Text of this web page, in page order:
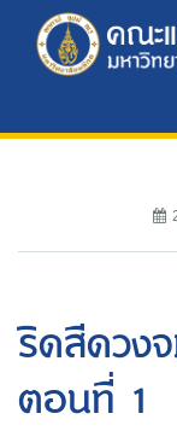
ริดสีดวง
ตอนที่ 1